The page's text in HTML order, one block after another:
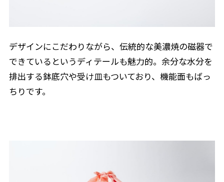
デザインにこだわりながら、伝統的な美濃焼の磁器で
できているというディテールも魅力的。余分な水分を
排出する鉢底穴や受け皿もついており、機能面もばっ
ちりです。